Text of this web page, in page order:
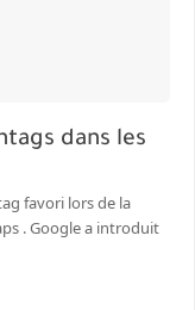
dans les
favori lors de la
. Google a introduit